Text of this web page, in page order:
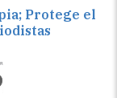
Protege el